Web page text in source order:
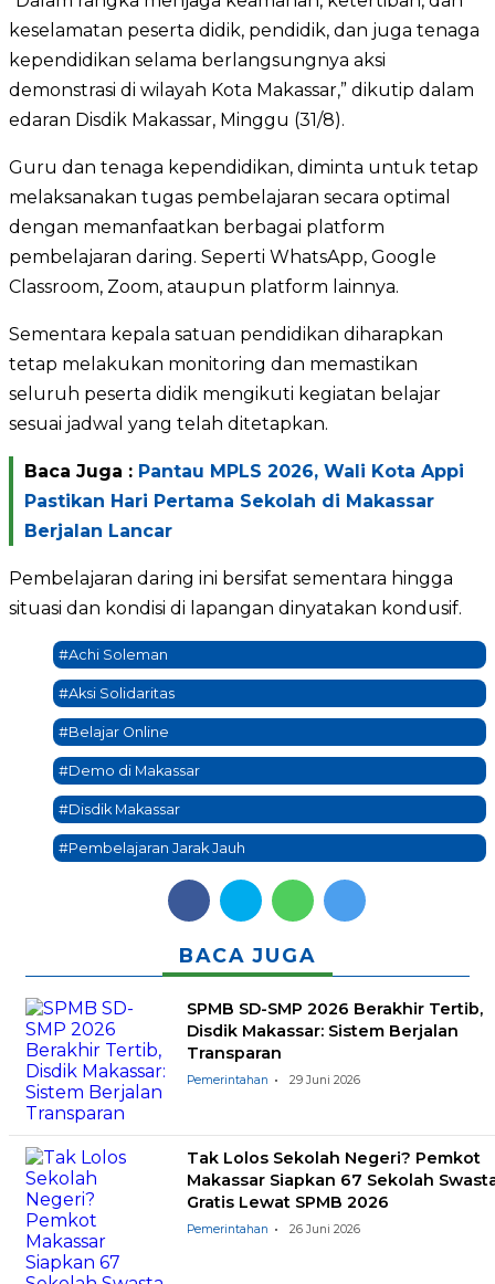
keselamatan peserta didik, pendidik, dan juga tenaga
kependidikan selama berlangsungnya aksi
demonstrasi di wilayah Kota Makassar,” dikutip dalam
edaran Disdik Makassar, Minggu (31/8).
Guru dan tenaga kependidikan, diminta untuk tetap
melaksanakan tugas pembelajaran secara optimal
dengan memanfaatkan berbagai platform
pembelajaran daring. Seperti WhatsApp, Google
Classroom, Zoom, ataupun platform lainnya.
Sementara kepala satuan pendidikan diharapkan
tetap melakukan monitoring dan memastikan
seluruh peserta didik mengikuti kegiatan belajar
sesuai jadwal yang telah ditetapkan.
Baca Juga : Pantau MPLS 2026, Wali Kota Appi
Pastikan Hari Pertama Sekolah di Makassar
Berjalan Lancar
Pembelajaran daring ini bersifat sementara hingga
situasi dan kondisi di lapangan dinyatakan kondusif.
#Achi Soleman
#Aksi Solidaritas
#Belajar Online
#Demo di Makassar
#Disdik Makassar
#Pembelajaran Jarak Jauh
BACA JUGA
SPMB SD-SMP 2026 Berakhir Tertib,
Disdik Makassar: Sistem Berjalan
Transparan
Pemerintahan 29 Juni 2026
Tak Lolos Sekolah Negeri? Pemkot
Makassar Siapkan 67 Sekolah
Gratis Lewat SPMB 2026
Pemerintahan 26 Juni 2026